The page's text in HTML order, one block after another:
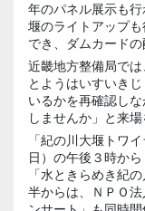
年のパネル展示も
堰のライトアップ
でき、ダムカードの
近畿地方整備局で
とようはいすいき
いるかを再確認し
しませんか」と来場
「紀の川大堰トワ
日）の午後３時か
「水ときらめき紀
半からは、ＮＰＯ